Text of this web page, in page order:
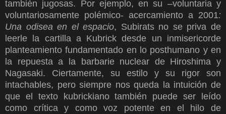
también jugosas. Por ejemplo, en su –voluntaria y
voluntariosamente polémico- acercamiento a 2001:
Una odisea en el espacio, Subirats no se priva de
leerle la cartilla a Kubrick desde un inmisericorde
planteamiento fundamentado en lo posthumano y en
la repuesta a la barbarie nuclear de Hiroshima y
Nagasaki. Ciertamente, su estilo y su rigor son
intachables, pero siempre nos queda la intuición de
que el texto kubrickiano también puede ser leído
como crítica y como voz potente en el hilo de